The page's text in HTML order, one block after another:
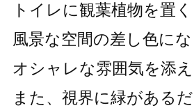
トイレに観葉植物を置
風景な空間の差し色に
オシャレな雰囲気を添え
また、視界に緑がある